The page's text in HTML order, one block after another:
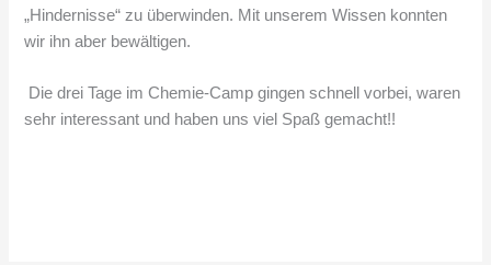
„Hindernisse“ zu überwinden. Mit unserem Wissen konnten
wir ihn aber bewältigen.
Die drei Tage im Chemie-Camp gingen schnell vorbei, waren
sehr interessant und haben uns viel Spaß gemacht!!